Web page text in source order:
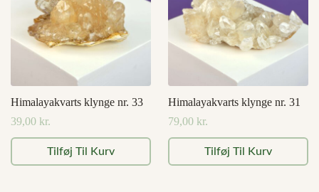
Himalayakvarts klynge nr. 33
39,00 kr.
Tilføj Til Kurv
Himalayakvarts klynge nr. 31
79,00 kr.
Tilføj Til Kurv